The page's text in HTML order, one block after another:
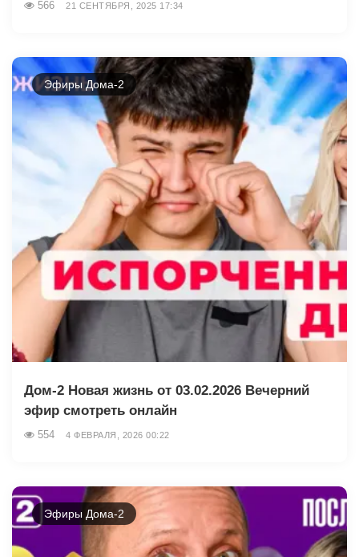
566 21 СЕНТЯБРЯ, 2025 17:34
Эфиры Дома-2
Дом-2 Новая жизнь от 03.02.2026 Вечерний
эфир смотреть онлайн
554 4 ФЕВРАЛЯ, 2026 00:22
Эфиры Дома-2